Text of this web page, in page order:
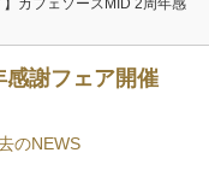
】カフェソースMID 2周年感
感謝フェア開催
のNEWS